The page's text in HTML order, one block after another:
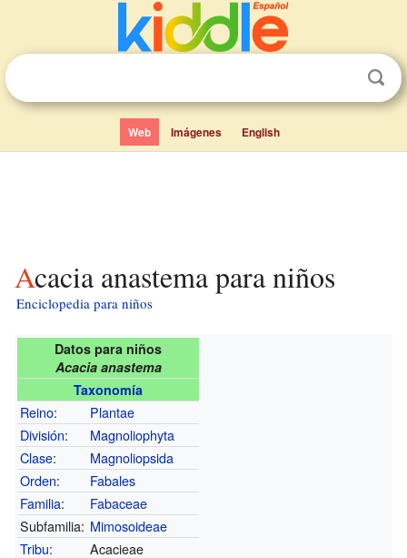
Web Imágenes English
Acacia anastema para niños
Enciclopedia para niños
Datos para niños
Acacia anastema
Taxonomía
Reino:
Plantae
División:
Magnoliophyta
Clase:
Magnoliopsida
Orden:
Fabales
Familia:
Fabaceae
Subfamilia: Mimosoideae
Tribu:
Acacieae